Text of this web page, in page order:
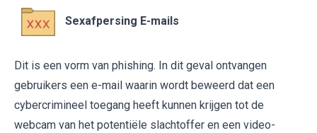
Sexafpersing E-mails
Dit is een vorm van phishing. In dit geval ontvangen
gebruikers een e-mail waarin wordt beweerd dat een
cybercrimineel toegang heeft kunnen krijgen tot de
webcam van het potentiële slachtoffer en een video-